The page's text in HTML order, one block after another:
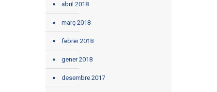
abril 2018
març 2018
febrer 2018
gener 2018
desembre 2017